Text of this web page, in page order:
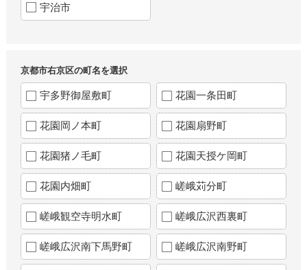
宇治市
京都市右京区の町名を選択
宇多野御屋敷町 花園一条田町
花園岡ノ本町 花園扇野町
花園猪ノ毛町 花園天授ケ岡町
花園内畑町 嵯峨苅分町
嵯峨観空寺明水町 嵯峨広沢西裏町
嵯峨広沢南下馬野町 嵯峨広沢南野町